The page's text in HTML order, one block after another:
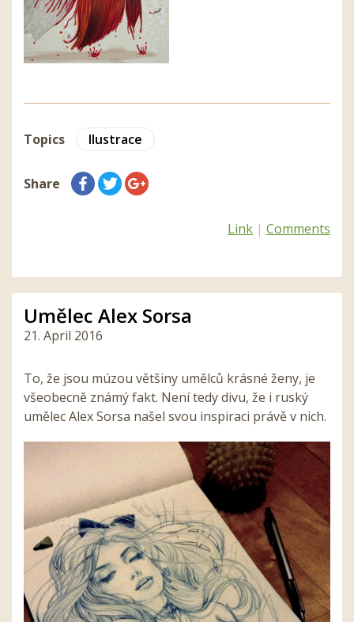
Topics Ilustrace
Share
Link | Comments
Umělec Alex Sorsa
21. April 2016
To, že jsou múzou většiny umělců krásné ženy, je
všeobecně známý fakt. Není tedy divu, že i ruský
umělec Alex Sorsa našel svou inspiraci právě v nich.